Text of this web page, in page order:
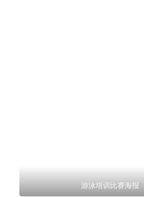
游泳培训比赛海报